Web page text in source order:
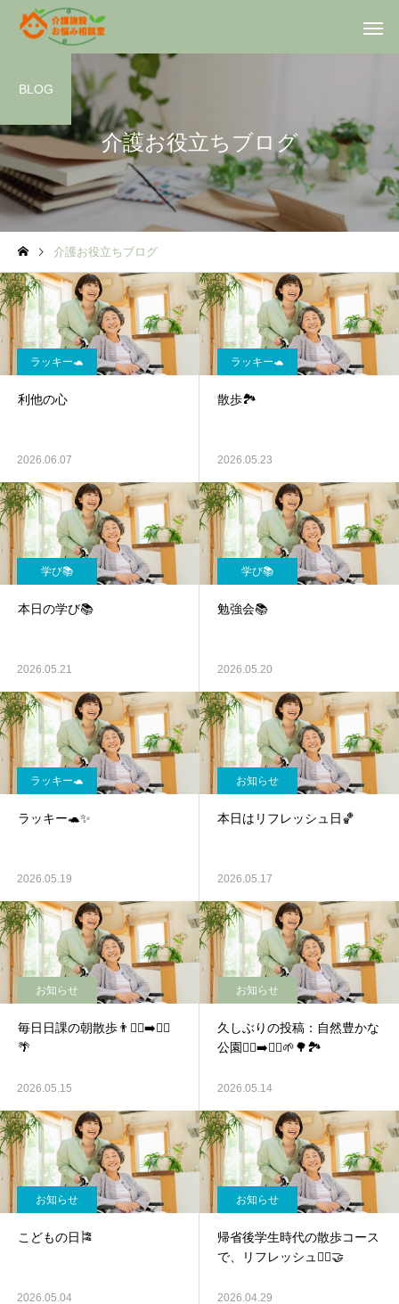
利他の心 散歩🏞️
介護お役立ちブログ
BLOG
介護お役立ちブログ
ラッキー🐢
利他の心
2026.06.07
ラッキー🐢
散歩🏞️
2026.05.23
学び📚
本日の学び📚
2026.05.21
学び📚
勉強会📚
2026.05.20
ラッキー🐢
ラッキー🐢✨
2026.05.19
お知らせ
本日はリフレッシュ日🏀
2026.05.17
お知らせ
毎日日課の朝散歩👨🚶‍♂️‍➡️🚵‍♀️
🌴
2026.05.15
お知らせ
久しぶりの投稿：自然豊かな
公園🧎‍♂️‍➡️🚵‍♀️🌱🌳🏞️
2026.05.14
お知らせ
こどもの日🎏
2026.05.04
お知らせ
帰省後学生時代の散歩コース
で、リフレッシュ🧍‍♂️🤝
2026.04.29